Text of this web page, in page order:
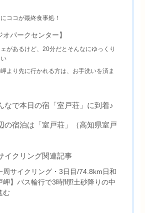
ココが最終食事処！
オパークセンター】
があるけど、20分だとそんなにゆっくり
より先に行かれる方は、お手洗いを済ま
なで本日の宿「室戸荘」に到着♪
の宿泊は「室戸荘」（高知県室戸
イクリング関連記事
周サイクリング・3日目/74.8km日和
】バス輪行で3時間⁉土砂降りの中
む